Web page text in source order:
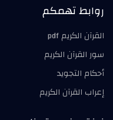
روابط تهمكم
القرآن الكريم pdf
سور القرآن الكريم
أحكام التجويد
إعراب القرآن الكريم